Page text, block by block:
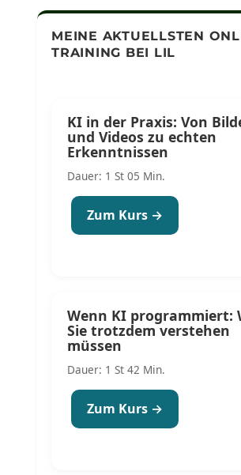
MEINE AKTUELLSTEN
TRAINING BEI LIL
KI in der Praxis: Von
und Videos zu echten
Erkenntnissen
Dauer: 1 St 05 Min.
Zum Kurs →
Wenn KI programmiert:
Sie trotzdem verstehen
müssen
Dauer: 1 St 42 Min.
Zum Kurs →